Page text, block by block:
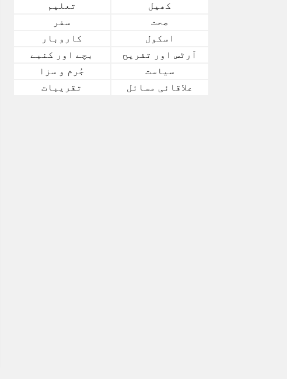
کھیل
تعلیم
صحت
سفر
اسکول
کاروبار
آرٹس اور تفریح
بچے اور کنبے
سیاست
جُرم و سزا
علاقائی مسائل
تقریبات